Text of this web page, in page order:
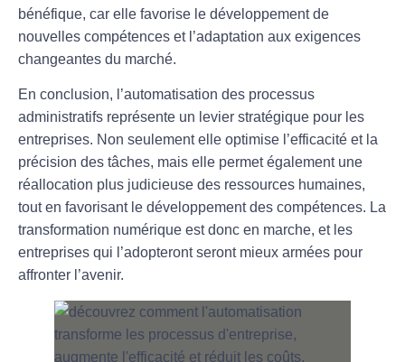
bénéfique, car elle favorise le développement de
nouvelles compétences et l’adaptation aux exigences
changeantes du marché.
En conclusion, l’automatisation des processus
administratifs représente un levier stratégique pour les
entreprises. Non seulement elle optimise l’efficacité et la
précision des tâches, mais elle permet également une
réallocation plus judicieuse des ressources humaines,
tout en favorisant le développement des compétences. La
transformation numérique est donc en marche, et les
entreprises qui l’adopteront seront mieux armées pour
affronter l’avenir.